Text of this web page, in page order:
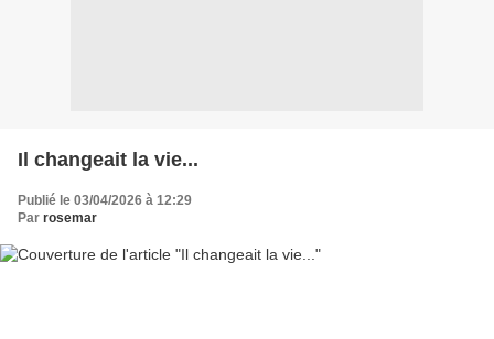
Il changeait la vie...
Publié le 03/04/2026 à 12:29
Par rosemar